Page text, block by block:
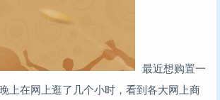
最近想购置一
上在网上逛了几个小时，看到各大网上商